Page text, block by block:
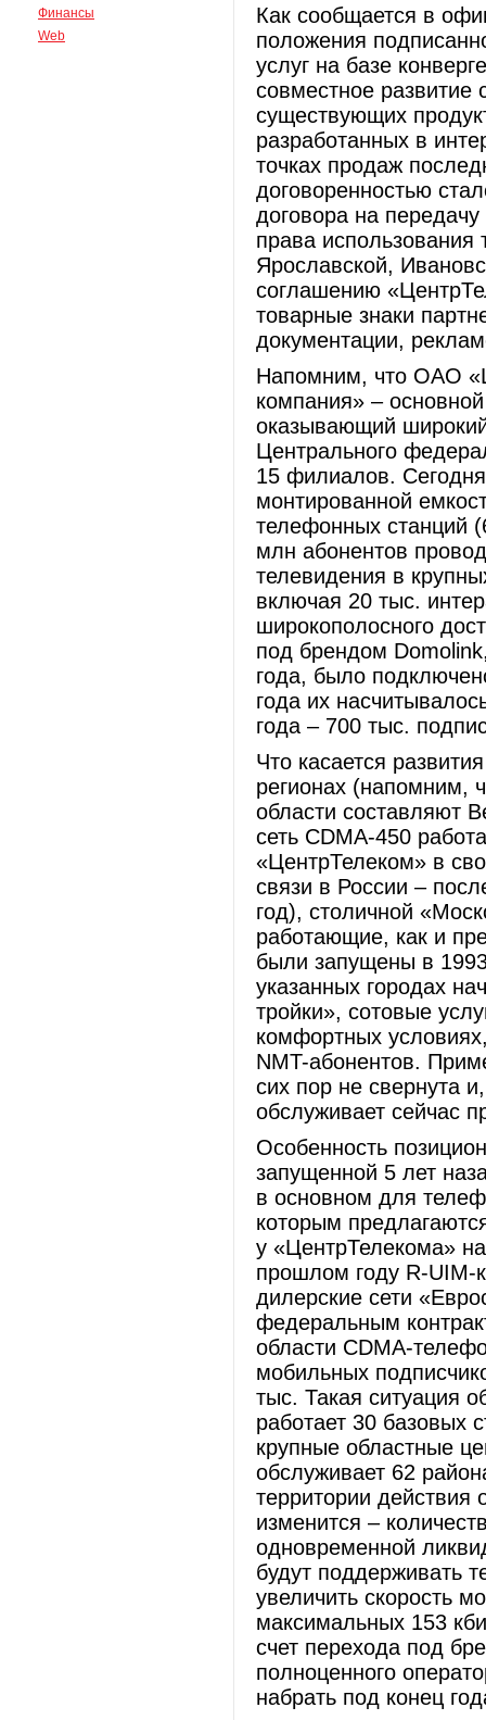
Финансы
Web
Как сообщается в
положения
услуг на базе
совместное развитие
существующих
разработанных в
точках продаж
договоренностью
договора на
права использования
Ярославской,
соглашению
товарные знаки
документации,
Напомним, что ОАО
компания» –
оказывающий широкий
Центрального
15 филиалов.
монтированной
телефонных станций
млн абонентов
телевидения в
включая 20 тыс.
широкополосного
под брендом
года, было
года их
года – 700 тыс.
Что касается
регионах (напомним,
области составляют
сеть CDMA-450
«ЦентрТелеком» в
связи в России –
год), столичной
работающие, как и
были запущены в
указанных городах
тройки», сотовые
комфортных
NMT-абонентов.
сих пор не свернута
обслуживает сейчас
Особенность
запущенной 5 лет
в основном для
которым
у «ЦентрТелекома»
прошлом году R-UIM-
дилерские сети
федеральным
области CDMA-
мобильных
тыс. Такая ситуация
работает 30 базовых
крупные областные
обслуживает 62
территории действия
изменится –
одновременной
будут поддерживать
увеличить скорость
максимальных 153
счет перехода под
полноценного
набрать под конец